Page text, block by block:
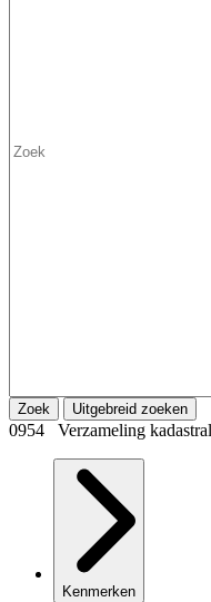
Zoek Uitgebreid zoeken
0954 Verzameling
Kenmerken